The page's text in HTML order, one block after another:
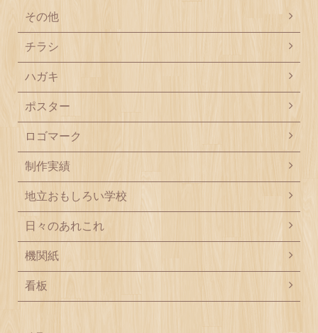
その他
チラシ
ハガキ
ポスター
ロゴマーク
制作実績
地立おもしろい学校
日々のあれこれ
機関紙
看板